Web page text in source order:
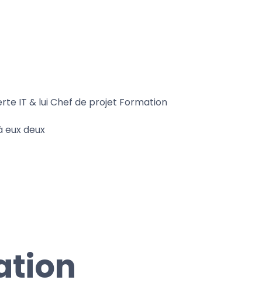
IT & lui Chef de projet Formation
eux deux